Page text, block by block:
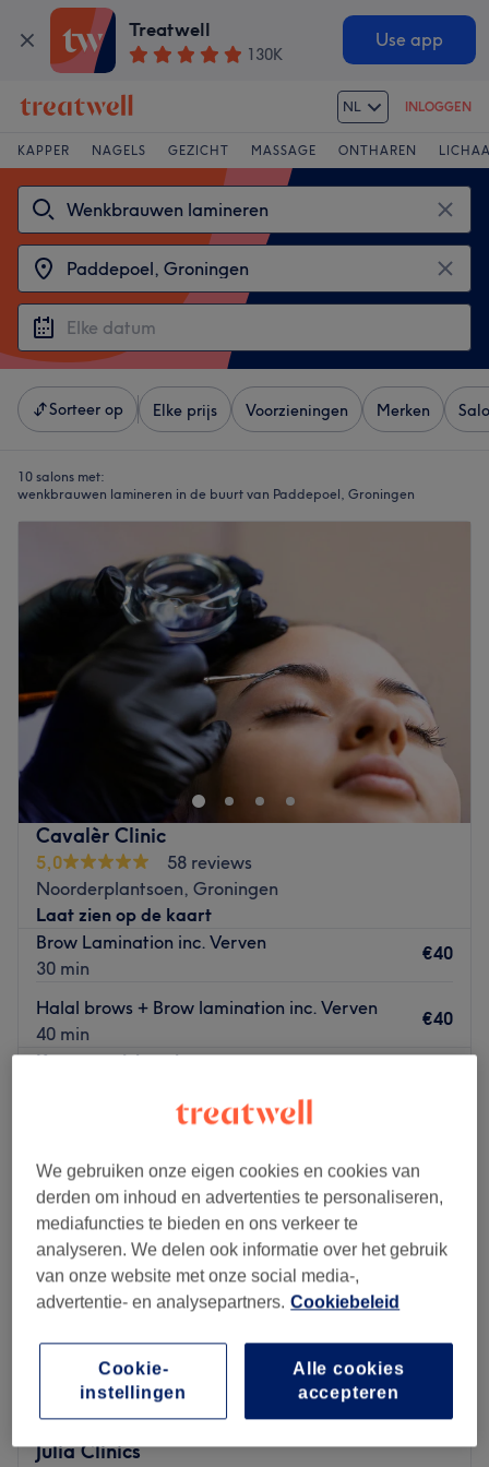
Treatwell
130K
Use app
NL INLOGGEN
KAPPER NAGELS GEZICHT MASSAGE ONTHAREN
Sorteer op Elke prijs Voorzieningen Merken
10 salons met:
wenkbrauwen lamineren in de buurt van Paddepoel, Groningen
Cavalèr Clinic
5,0
58 reviews
Noorderplantsoen, Groningen
Laat zien op de kaart
Brow Lamination inc. Verven
30 min
€40
Halal brows + Brow lamination inc. Verven
40 min
€40
Kort overzicht salongegevens
Woensdag
16:00–21:30
Donderdag
17:15–21:30
Vrijdag
10:00
Zaterdag
10:00–21:30
Zondag
10:00
Merken en producten: Gebruik van hoogwaardige merken
zoals BABOR.
esthetische behandelingen.
Julia Clinics
We gebruiken onze eigen cookies en cookies van
derden om inhoud en advertenties te personaliseren,
mediafuncties te bieden en ons verkeer te
analyseren. We delen ook informatie over het gebruik
van onze website met onze social media-,
advertentie- en analysepartners. Cookiebeleid
Alle cookies
accepteren
Cookie-
instellingen